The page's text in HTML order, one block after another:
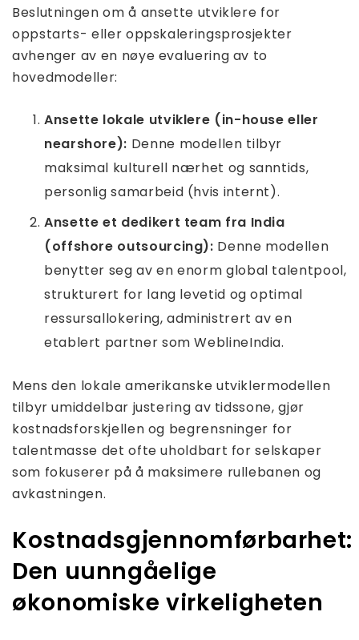
Beslutningen om å ansette utviklere for
oppstarts- eller oppskaleringsprosjekter
avhenger av en nøye evaluering av to
hovedmodeller:
Ansette lokale utviklere (in-house eller
nearshore): Denne modellen tilbyr
maksimal kulturell nærhet og sanntids,
personlig samarbeid (hvis internt).
Ansette et dedikert team fra India
(offshore outsourcing): Denne modellen
benytter seg av en enorm global talentpool,
strukturert for lang levetid og optimal
ressursallokering, administrert av en
etablert partner som WeblineIndia.
Mens den lokale amerikanske utviklermodellen
tilbyr umiddelbar justering av tidssone, gjør
kostnadsforskjellen og begrensninger for
talentmasse det ofte uholdbart for selskaper
som fokuserer på å maksimere rullebanen og
avkastningen.
Kostnadsgjennomførbarhet:
Den uunngåelige
økonomiske virkeligheten